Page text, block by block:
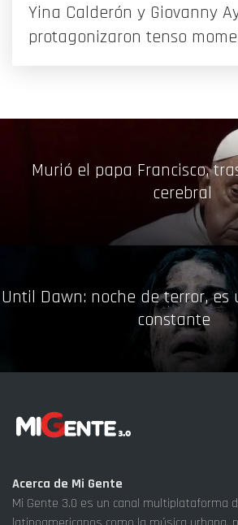
Yina Calderón y Giovanny
protagonizaron tenso
Murió el papa Francisco,
cerebral
Until Dawn: noche de terror,
constante
Acerca de Mi Gente
Mi Gente 3.0 es un canal multiplataforma